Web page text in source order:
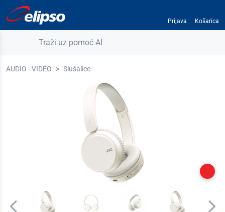
Prijava Košarica
Traži uz pomoć AI
AUDIO - VIDEO Slušalice